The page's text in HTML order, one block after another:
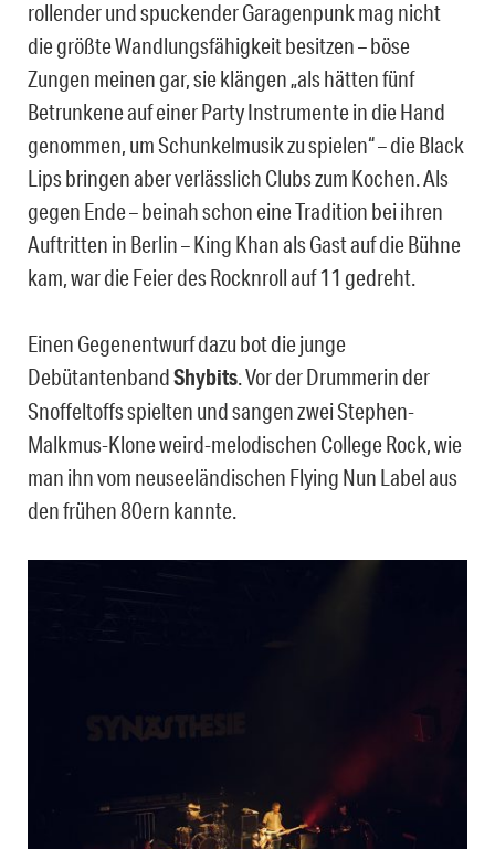
rollender und spuckender Garagenpunk mag nicht
die größte Wandlungsfähigkeit besitzen – böse
Zungen meinen gar, sie klängen „als hätten fünf
Betrunkene auf einer Party Instrumente in die Hand
genommen, um Schunkelmusik zu spielen“ – die Black
Lips bringen aber verlässlich Clubs zum Kochen. Als
gegen Ende – beinah schon eine Tradition bei ihren
Auftritten in Berlin – King Khan als Gast auf die Bühne
kam, war die Feier des Rocknroll auf 11 gedreht.
Einen Gegenentwurf dazu bot die junge
DebütantenbandShybits. Vor der Drummerin der
Snoffeltoffs spielten und sangen zwei Stephen-
Malkmus-Klone weird-melodischen College Rock, wie
man ihn vom neuseeländischen Flying Nun Label aus
den frühen 80ern kannte.